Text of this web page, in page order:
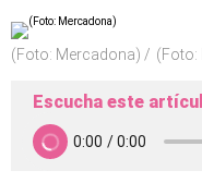
(Foto: Mercadona) (Foto:
Escucha este